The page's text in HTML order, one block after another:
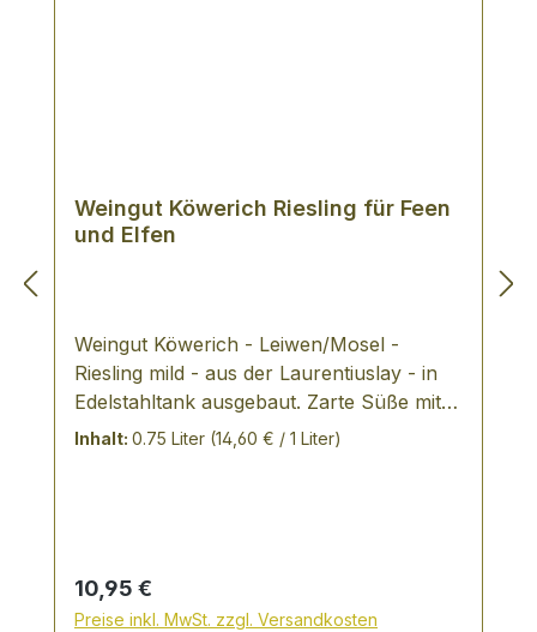
Weingut Köwerich Riesling für Feen
und Elfen
Weingut Köwerich - Leiwen/Mosel -
Riesling mild - aus der Laurentiuslay - in
Edelstahltank ausgebaut. Zarte Süße mit
verspieltem Blütenduft - duftet floral, sehr
hundert Jahren an der Mosel sehr
erfolgreich praktiziert wurde.Der
Inhalt: 0.75 Liter (14,60 € / 1 Liter)
Regulärer Preis:
10,95 €
Preise inkl. MwSt. zzgl. Versandkosten